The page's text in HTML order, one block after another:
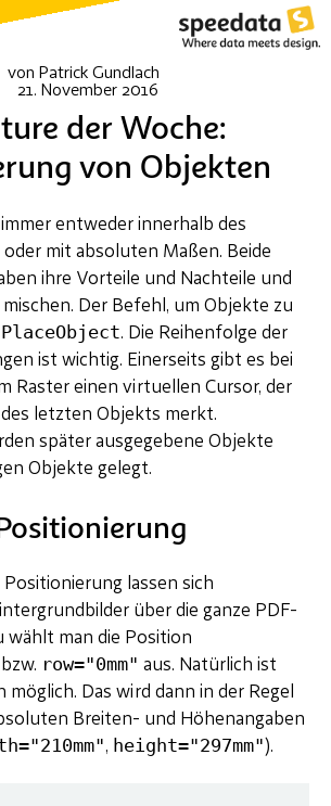
von Patrick Gundlach
21. November 2016
der Woche:
von Objekten
entweder innerhalb des
mit absoluten Maßen. Beide
ihre Vorteile und Nachteile und
mischen. Der Befehl, um Objekte zu
PlaceObject. Die Reihenfolge der
ist wichtig. Einerseits gibt es bei
Raster einen virtuellen Cursor, der
letzten Objekts merkt.
später ausgegebene Objekte
Objekte gelegt.
lassen sich
über die ganze PDF-
wählt man die Position
bzw. row="0mm" aus. Natürlich ist
möglich. Das wird dann in der Regel
Breiten- und Höhenangaben
, height="297mm").